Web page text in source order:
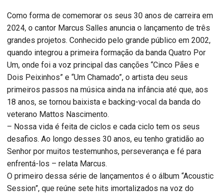
Como forma de comemorar os seus 30 anos de carreira em
2024, o cantor Marcus Salles anuncia o lançamento de três
grandes projetos. Conhecido pelo grande público em 2002,
quando integrou a primeira formação da banda Quatro Por
Um, onde foi a voz principal das canções “Cinco Pães e
Dois Peixinhos” e “Um Chamado”, o artista deu seus
primeiros passos na música ainda na infância até que, aos
18 anos, se tornou baixista e backing-vocal da banda do
veterano Mattos Nascimento.
– Nossa vida é feita de ciclos e cada ciclo tem os seus
desafios. Ao longo desses 30 anos, eu tenho gratidão ao
Senhor por muitos testemunhos, perseverança e fé para
enfrentá-los – relata Marcus.
O primeiro dessa série de lançamentos é o álbum “Acoustic
Session”, que reúne sete hits imortalizados na voz do